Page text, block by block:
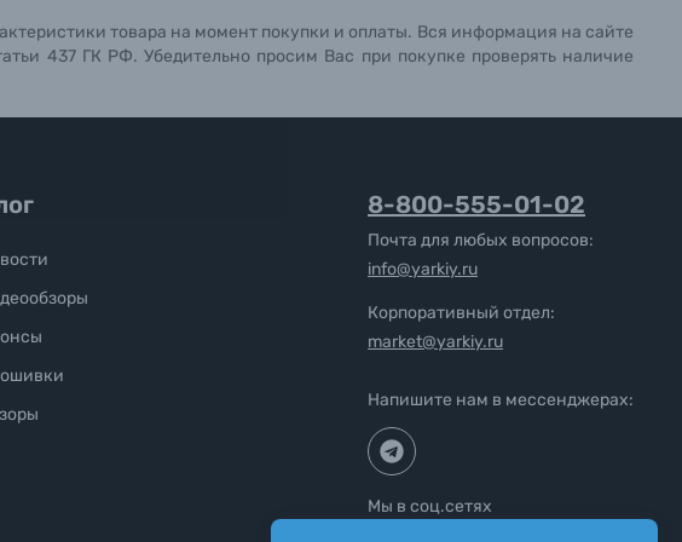
товара на момент покупки и оплаты. Вся информация на сайте
437 ГК РФ. Убедительно просим Вас при покупке проверять наличие
8-800-555-01-02
Почта для любых вопросов:
info@yarkiy.ru
Корпоративный отдел:
market@yarkiy.ru
Напишите нам в мессенджерах:
Мы в соц.сетях